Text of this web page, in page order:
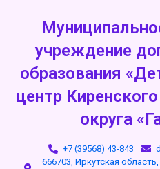
учреждение
образования
центр
округа
+7 (39568) 43-843
666703, Иркутская